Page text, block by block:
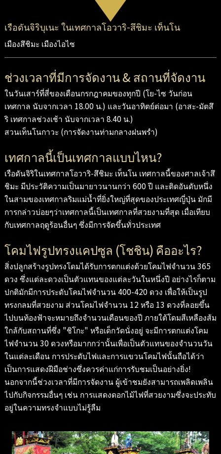
เรือดันจิริบุเนะ ในเทศกาลโอวาริ-สึชิมะ เท็นโน
เมืองสึชิมะ เมืองไอไซ
ช่วงเวลาที่มีการจัดงาน & สถานที่จัดงาน
ในวันเสาร์ที่สี่ของเดือนกรกฎาคมของทุกปี (โย-ไซ วันก่อน
เทศกาล นับจากเวลา 18.00 น.) และวันอาทิตย์ต่อมา (อาสะ-มัตสึ
ริ เทศกาลช่วงเช้า นับจากเวลา 8.40 น.)
สวนเท็นโนกาวะ (การจัดงานท่ามกลางฝนพรำ)
เทศกาลนี้เป็นเทศกาลแบบไหน?
เรือดันจิริในเทศกาลโอวาริ-สึชิมะ เท็นโน เทศกาลนี้ของศาลเจ้าสึ
ชิมะ มีประวัติความเป็นมายาวนานกว่า 600 ปี และติดอันดับหนึ่ง
ในสามของเทศกาลริมแม่น้ำที่ยิ่งใหญ่ที่สุดของประเทศญี่ปุ่น มักมี
การกล่าวบ่อยๆว่าเทศกาลนี้เป็นเทศกาลที่สวยงามที่สุด เมื่อเทียบ
กับเทศกาลฤดูร้อนอื่นๆ ซึ่งมีการจัดขึ้นทั่วประเทศ
โคมไฟรูปทรงแคปซูล (โชชิน) คืออะไร?
สิ่งปลูกสร้างรูปทรงโดมได้รับการตกแต่งด้วยโคมไฟจำนวน 365
ดวง ซึ่งแต่ละดวงเป็นตัวแทนของแต่ละวันในหนึ่งปี อย่างไรก็ตาม
ปกติมักมีการประดับโคมไฟจำนวน 400-420 ดวง เพื่อให้เป็นรูป
ทรงกลมที่สวยงาม ส่วนโคมไฟจำนวน 12 หรือ 13 ดวงที่ลอยขึ้น
ไปบนท้องฟ้าจะหมายถึงจำนวนเดือนของปี ภายใต้โดมสีเหลืองส้ม
ใกล้กับสถานที่ซึ่ง "ชิโกะ" หรือเด็กวัดนั่งอยู่ จะมีการตกแต่งโคม
ไฟจำนวน 30 ดวงหรือมากกว่านั้นเพื่อเป็นตัวแทนของจำนวนวัน
ในแต่ละเดือน การประดับไฟและการแขวนโคมไฟนั้นถือได้ว่า
เป็นการแสดงฝีมือช่างซึ่งควรค่าแก่การรับชมเป็นอย่างยิ่ง!
นอกจากนี้ช่วงเวลาที่มีการจัดงาน ผู้เข้าชมยังสามารถเพลิดเพลิน
ไปกับกิจกรรมอื่นๆ เช่น การแสดงดอกไม้ไฟที่สวยงามซึ่งจะประทับ
อยู่ในความทรงจำแบบไม่รู้ลืม